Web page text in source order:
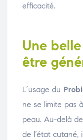
efficacité.
Une
être
L’usage du
ne se limite pas
peau. Au-delà
de l’état cutané,